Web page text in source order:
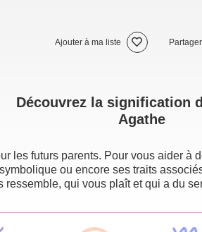
Ajouter à ma liste Partager
Découvrez la signification
Agathe
les futurs parents. Pour vous aider
ou encore ses traits
ressemble, qui vous plaît et qui a du